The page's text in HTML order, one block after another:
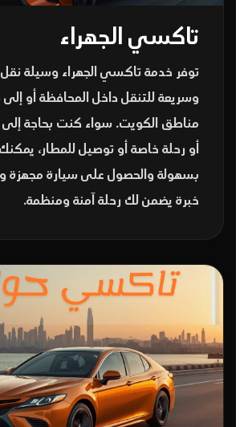
تاكسي الجهراء
توفر خدمةتاكسي الجهراءوسيلة
وسريعة للتنقل داخل المحافظة أو
مناطق الكويت. سواء كنت بحاجة
أو رحلة خاصة أو توصيل للمطار،
بسهولة والحصول على سيارة
خبرة يضمن لك رحلة آمنة ومنظمة.